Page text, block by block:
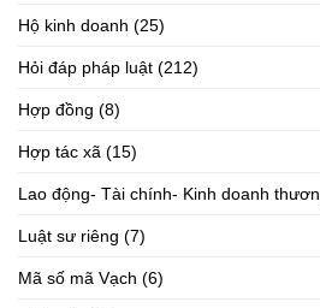
Hộ kinh doanh (25)
Hỏi đáp pháp luật (212)
Hợp đồng (8)
Hợp tác xã (15)
Lao động- Tài chính- Kinh doanh
Luật sư riêng (7)
Mã số mã Vạch (6)